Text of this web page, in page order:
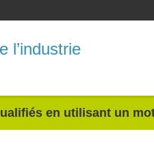
l’industrie
en utilisant un